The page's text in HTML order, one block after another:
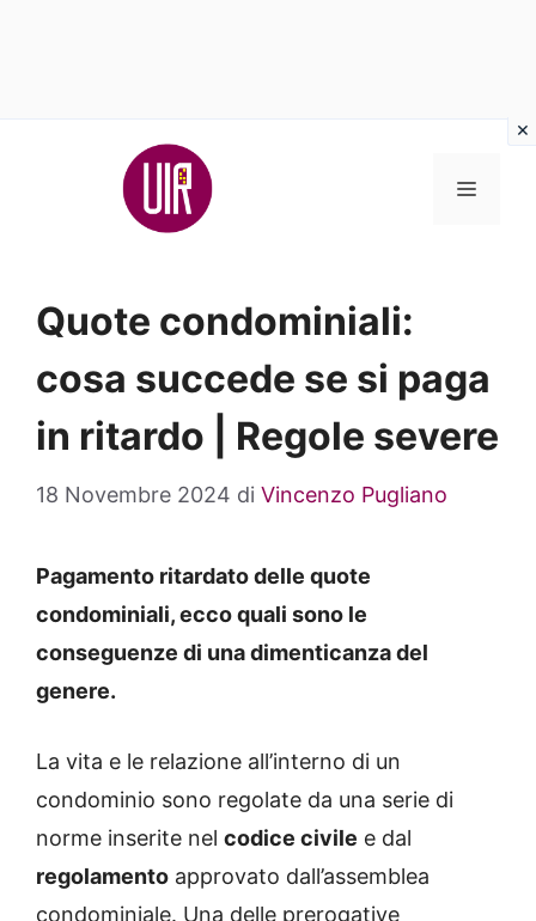
MENU
Quote condominiali:
cosa succede se si paga
in ritardo | Regole severe
18 Novembre 2024 di Vincenzo Pugliano
Pagamento ritardato delle quote
condominiali, ecco quali sono le
conseguenze di una dimenticanza del
genere.
La vita e le relazione all’interno di un
condominio sono regolate da una serie di
norme inserite nel codice civile e dal
regolamento approvato dall’assemblea
condominiale. Una delle prerogative